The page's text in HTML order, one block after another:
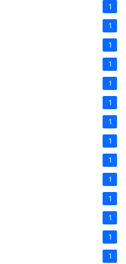
1
1
1
1
1
1
1
1
1
1
1
1
1
1